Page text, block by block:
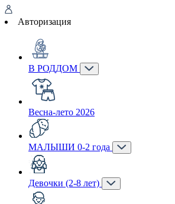
Авторизация
В РОДДОМ
Весна-лето 2026
МАЛЫШИ 0-2 года
Девочки (2-8 лет)